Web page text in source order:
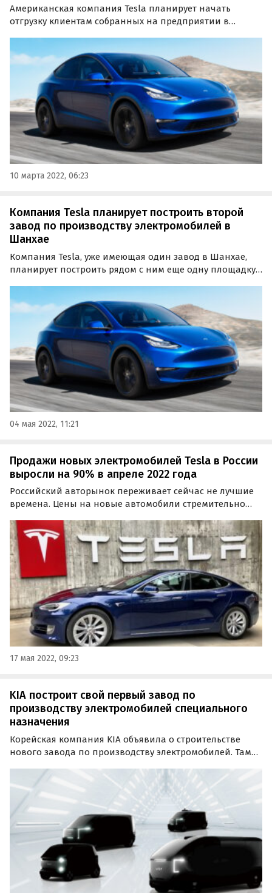
Американская компания Tesla планирует начать
отгрузку клиентам собранных на предприятии в
Tesla необходимо выполнить состоящие из около 400
пунктов предписания властей Германии.
10 марта 2022, 06:23
Компания Tesla планирует построить второй
завод по производству электромобилей в
Шанхае
Компания Tesla, уже имеющая один завод в Шанхае,
планирует построить рядом с ним еще одну площадку,
Model 3 и Model Y в год.
04 мая 2022, 11:21
Продажи новых электромобилей Tesla в России
выросли на 90% в апреле 2022 года
Российский авторынок переживает сейчас не лучшие
времена. Цены на новые автомобили стремительно
касается электромобилей, то их продажи в России
снизились всего на 11%, о чем свидетельствует новый…
17 мая 2022, 09:23
KIA построит свой первый завод по
производству электромобилей специального
назначения
Корейская компания KIA объявила о строительстве
нового завода по производству электромобилей. Там
назначения (Purpose Built Vehicle или PBV),
предназначенные для использования в
узкоспециализированных…